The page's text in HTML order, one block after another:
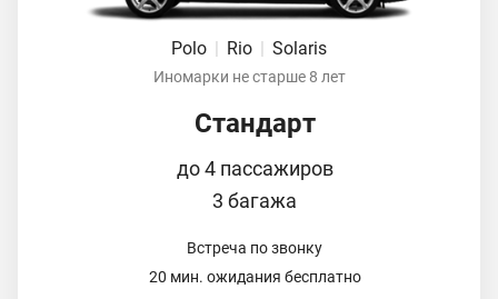
Polo | Rio | Solaris
Иномарки не старше 8 лет
Стандарт
до 4 пассажиров
3 багажа
Встреча по звонку
20 мин. ожидания бесплатно